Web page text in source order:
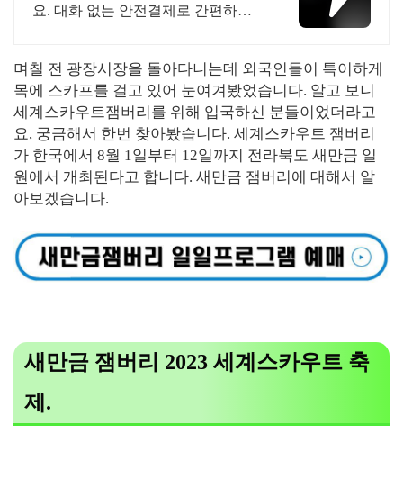
요. 대화 없는 안전결제로 간편하게!
업로드
며칠 전 광장시장을 돌아다니는데 외국인들이 특이하게
목에 스카프를 걸고 있어 눈여겨봤었습니다. 알고 보니
세계스카우트잼버리를 위해 입국하신 분들이었더라고
요, 궁금해서 한번 찾아봤습니다. 세계스카우트 잼버리
가 한국에서 8월 1일부터 12일까지 전라북도 새만금 일
원에서 개최된다고 합니다. 새만금 잼버리에 대해서 알
아보겠습니다.
새만금 잼버리 2023 세계스카우트 축
제.